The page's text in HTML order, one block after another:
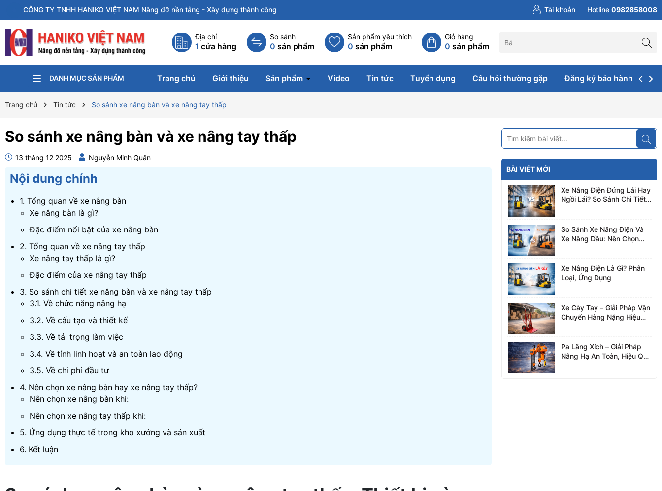
CÔNG TY TNHH HANIKO VIỆT NAM Nâng đỡ nền tảng - Xây dựng thành công Tài khoản Hotline 0982858008
Địa chỉ
1 cửa hàng
So sánh
0 sản phẩm
Sản phẩm yêu thích
0 sản phẩm
Giỏ hàng
0 sản phẩm
DANH MỤC SẢN PHẨM Trang chủ Giới thiệu Sản phẩm Video Tin tức Tuyển dụng Câu hỏi thường gặp Đăng ký bảo hành & sửa
Trang chủ Tin tức So sánh xe nâng bàn và xe nâng tay thấp
So sánh xe nâng bàn và xe nâng tay thấp
13 tháng 12 2025 Nguyễn Minh Quân
Nội dung chính
1. Tổng quan về xe nâng bàn
Xe nâng bàn là gì?
Đặc điểm nổi bật của xe nâng bàn
2. Tổng quan về xe nâng tay thấp
Xe nâng tay thấp là gì?
Đặc điểm của xe nâng tay thấp
3. So sánh chi tiết xe nâng bàn và xe nâng tay thấp
3.1. Về chức năng nâng hạ
3.2. Về cấu tạo và thiết kế
3.3. Về tải trọng làm việc
3.4. Về tính linh hoạt và an toàn lao động
3.5. Về chi phí đầu tư
4. Nên chọn xe nâng bàn hay xe nâng tay thấp?
Nên chọn xe nâng bàn khi:
Nên chọn xe nâng tay thấp khi:
5. Ứng dụng thực tế trong kho xưởng và sản xuất
6. Kết luận
BÀI VIẾT MỚI
Xe Nâng Điện Đứng Lái Hay
Ngồi Lái? So Sánh Chi Tiết
So Sánh Xe Nâng Điện Và
Xe Nâng Dầu: Nên Chọn
Xe Nâng Điện Là Gì? Phân
Loại, Ứng Dụng
Xe Cày Tay – Giải Pháp Vận
Chuyển Hàng Nặng Hiệu
Pa Lăng Xích – Giải Pháp
Nâng Hạ An Toàn, Hiệu Quả